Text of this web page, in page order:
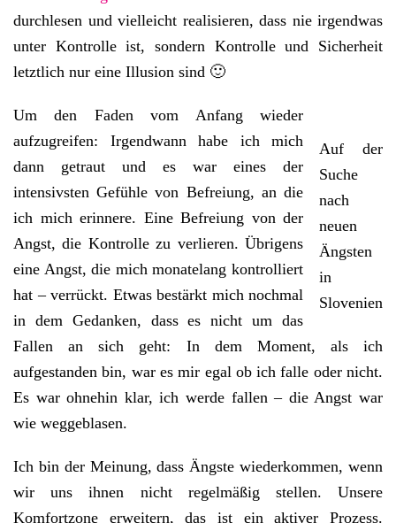
durchlesen und vielleicht realisieren, dass nie irgendwas
unter Kontrolle ist, sondern Kontrolle und Sicherheit
letztlich nur eine Illusion sind 🙂
Auf der
Suche
nach
neuen
Ängsten
in
Slovenien
Um den Faden vom Anfang wieder
aufzugreifen: Irgendwann habe ich mich
dann getraut und es war eines der
intensivsten Gefühle von Befreiung, an die
ich mich erinnere. Eine Befreiung von der
Angst, die Kontrolle zu verlieren. Übrigens
eine Angst, die mich monatelang kontrolliert
hat – verrückt. Etwas bestärkt mich nochmal
in dem Gedanken, dass es nicht um das
Fallen an sich geht: In dem Moment, als ich
aufgestanden bin, war es mir egal ob ich falle oder nicht.
Es war ohnehin klar, ich werde fallen – die Angst war
wie weggeblasen.
Ich bin der Meinung, dass Ängste wiederkommen, wenn
wir uns ihnen nicht regelmäßig stellen. Unsere
Komfortzone erweitern, das ist ein aktiver Prozess.